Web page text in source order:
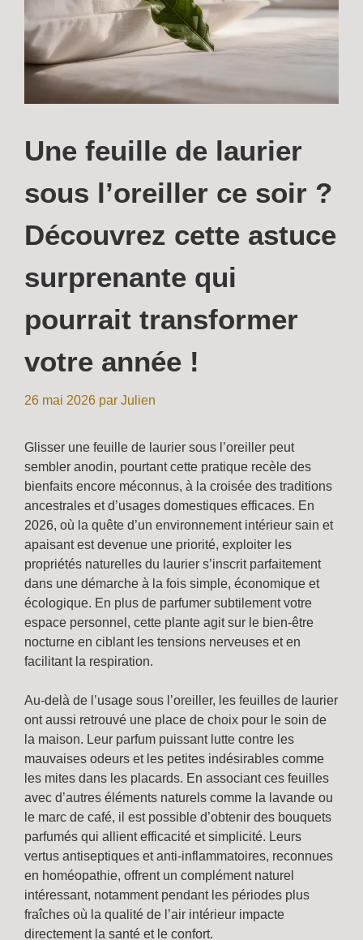
Une feuille de laurier
sous l’oreiller ce soir ?
Découvrez cette astuce
surprenante qui
pourrait transformer
votre année !
26 mai 2026 par Julien
Glisser une feuille de laurier sous l’oreiller peut
sembler anodin, pourtant cette pratique recèle des
bienfaits encore méconnus, à la croisée des traditions
ancestrales et d’usages domestiques efficaces. En
2026, où la quête d’un environnement intérieur sain et
apaisant est devenue une priorité, exploiter les
propriétés naturelles du laurier s’inscrit parfaitement
dans une démarche à la fois simple, économique et
écologique. En plus de parfumer subtilement votre
espace personnel, cette plante agit sur le bien-être
nocturne en ciblant les tensions nerveuses et en
facilitant la respiration.
Au-delà de l’usage sous l’oreiller, les feuilles de laurier
ont aussi retrouvé une place de choix pour le soin de
la maison. Leur parfum puissant lutte contre les
mauvaises odeurs et les petites indésirables comme
les mites dans les placards. En associant ces feuilles
avec d’autres éléments naturels comme la lavande ou
le marc de café, il est possible d’obtenir des bouquets
parfumés qui allient efficacité et simplicité. Leurs
vertus antiseptiques et anti-inflammatoires, reconnues
en homéopathie, offrent un complément naturel
intéressant, notamment pendant les périodes plus
fraîches où la qualité de l’air intérieur impacte
directement la santé et le confort.